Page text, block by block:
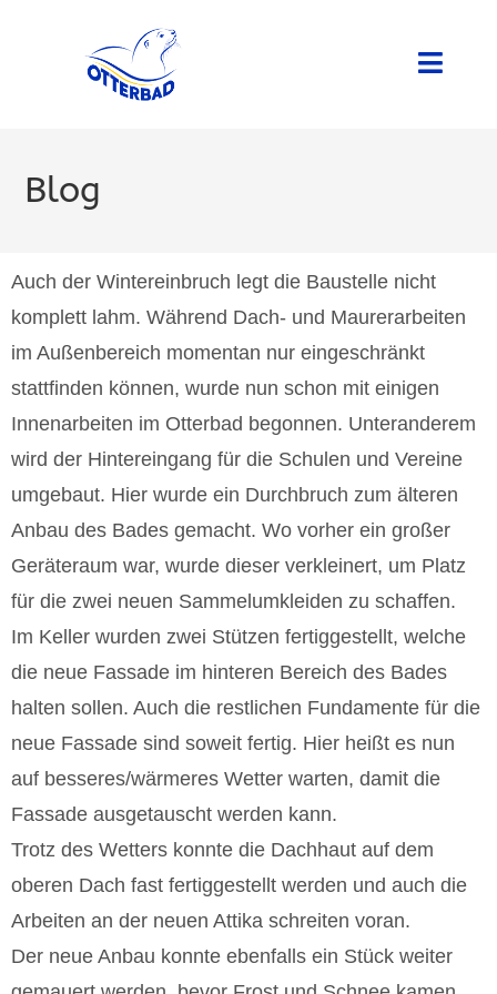
Blog
Auch der Wintereinbruch legt die Baustelle nicht
komplett lahm. Während Dach- und Maurerarbeiten
im Außenbereich momentan nur eingeschränkt
stattfinden können, wurde nun schon mit einigen
Innenarbeiten im Otterbad begonnen. Unteranderem
wird der Hintereingang für die Schulen und Vereine
umgebaut. Hier wurde ein Durchbruch zum älteren
Anbau des Bades gemacht. Wo vorher ein großer
Geräteraum war, wurde dieser verkleinert, um Platz
für die zwei neuen Sammelumkleiden zu schaffen.
Im Keller wurden zwei Stützen fertiggestellt, welche
die neue Fassade im hinteren Bereich des Bades
halten sollen. Auch die restlichen Fundamente für die
neue Fassade sind soweit fertig. Hier heißt es nun
auf besseres/wärmeres Wetter warten, damit die
Fassade ausgetauscht werden kann.
Trotz des Wetters konnte die Dachhaut auf dem
oberen Dach fast fertiggestellt werden und auch die
Arbeiten an der neuen Attika schreiten voran.
Der neue Anbau konnte ebenfalls ein Stück weiter